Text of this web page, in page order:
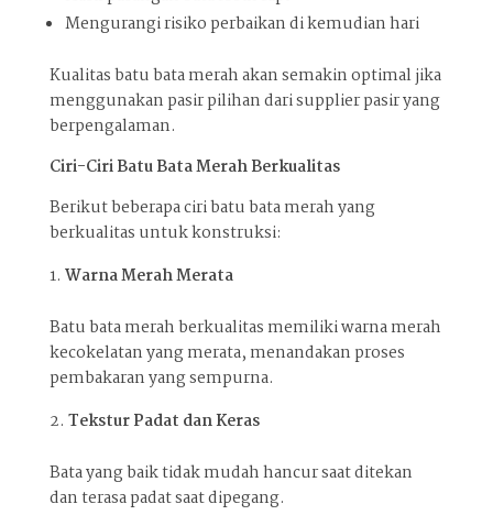
Mengurangi risiko perbaikan di kemudian hari
Kualitas batu bata merah akan semakin optimal jika
menggunakan pasir pilihan dari supplier pasir yang
berpengalaman.
Ciri-Ciri Batu Bata Merah Berkualitas
Berikut beberapa ciri batu bata merah yang
berkualitas untuk konstruksi:
Warna Merah Merata
Batu bata merah berkualitas memiliki warna merah
kecokelatan yang merata, menandakan proses
pembakaran yang sempurna.
Tekstur Padat dan Keras
Bata yang baik tidak mudah hancur saat ditekan
dan terasa padat saat dipegang.